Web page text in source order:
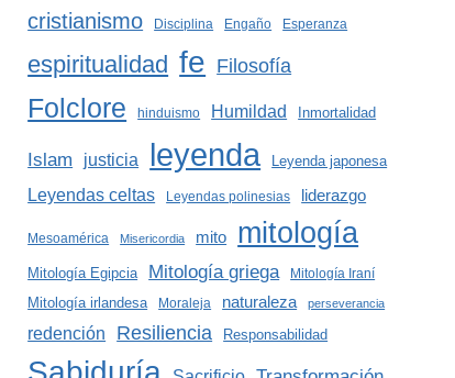
cristianismo Disciplina Engaño Esperanza
espiritualidad fe Filosofía
Folclore hinduismo Humildad Inmortalidad
Islam justicia leyenda Leyenda japonesa
Leyendas celtas Leyendas polinesias liderazgo
Mesoamérica Misericordia mito mitología
Mitología Egipcia Mitología griega Mitología Iraní
Mitología irlandesa Moraleja naturaleza perseverancia
redención Resiliencia Responsabilidad